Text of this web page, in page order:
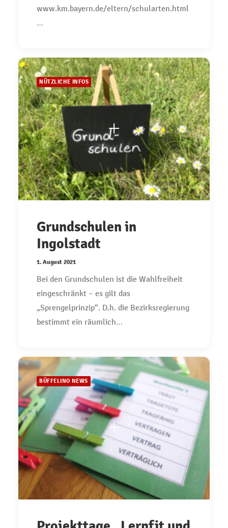
www.km.bayern.de/eltern/schularten.html
…
NÜTZLICHE INFOS
Grundschulen in
Ingolstadt
1. August 2021
Bei den Grundschulen ist die Wahlfreiheit
eingeschränkt – es gilt das
„Sprengelprinzip“. D.h. die Bezirksregierung
bestimmt ein räumlich…
BÜFFELINO NEWS